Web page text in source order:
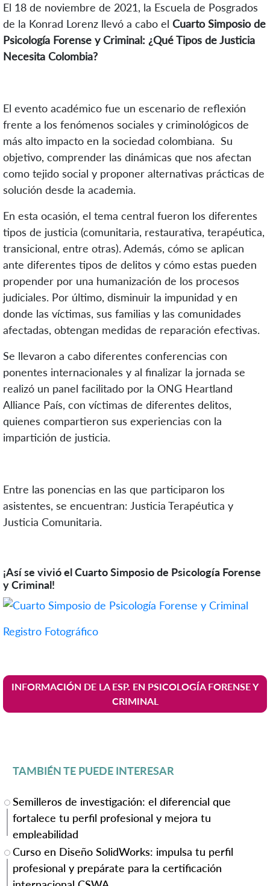
El 18 de noviembre de 2021, la Escuela de Posgrados
de la Konrad Lorenz llevó a cabo el Cuarto Simposio de
Psicología Forense y Criminal: ¿Qué Tipos de Justicia
Necesita Colombia?
El evento académico fue un escenario de reflexión
frente a los fenómenos sociales y criminológicos de
más alto impacto en la sociedad colombiana. Su
objetivo, comprender las dinámicas que nos afectan
como tejido social y proponer alternativas prácticas de
solución desde la academia.
En esta ocasión, el tema central fueron los diferentes
tipos de justicia (comunitaria, restaurativa, terapéutica,
transicional, entre otras). Además, cómo se aplican
ante diferentes tipos de delitos y cómo estas pueden
propender por una humanización de los procesos
judiciales. Por último, disminuir la impunidad y en
donde las víctimas, sus familias y las comunidades
afectadas, obtengan medidas de reparación efectivas.
Se llevaron a cabo diferentes conferencias con
ponentes internacionales y al finalizar la jornada se
realizó un panel facilitado por la ONG Heartland
Alliance País, con víctimas de diferentes delitos,
quienes compartieron sus experiencias con la
impartición de justicia.
Entre las ponencias en las que participaron los
asistentes, se encuentran: Justicia Terapéutica y
Justicia Comunitaria.
¡Así se vivió el Cuarto Simposio de Psicología Forense
y Criminal!
Registro Fotográfico
INFORMACIÓN DE LA ESP. EN PSICOLOGÍA FORENSE Y
CRIMINAL
TAMBIÉN TE PUEDE INTERESAR
Semilleros de investigación: el diferencial que
fortalece tu perfil profesional y mejora tu
empleabilidad
Curso en Diseño SolidWorks: impulsa tu perfil
profesional y prepárate para la certificación